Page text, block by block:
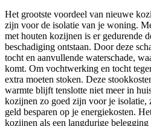
Het grootste voordeel van nieuwe
zijn voor de isolatie van je woning.
met houten kozijnen is er gedurende
beschadiging ontstaan. Door deze
tocht en aanvullende waterschade,
komt. Om vochtwerking en tocht
extra moeten stoken. Deze
warmte blijft tenslotte niet meer in
kozijnen zo goed zijn voor je isolatie,
geld besparen op je energiekosten.
kozijnen als een langdurige belegging